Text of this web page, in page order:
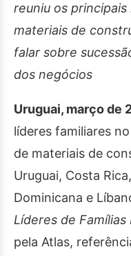
reuniu os
materiais de
falar sobre
dos negócios
Uruguai, março de
líderes familiares
de materiais de
Uruguai, Costa
Dominicana e
Líderes de Famílias
pela Atlas,